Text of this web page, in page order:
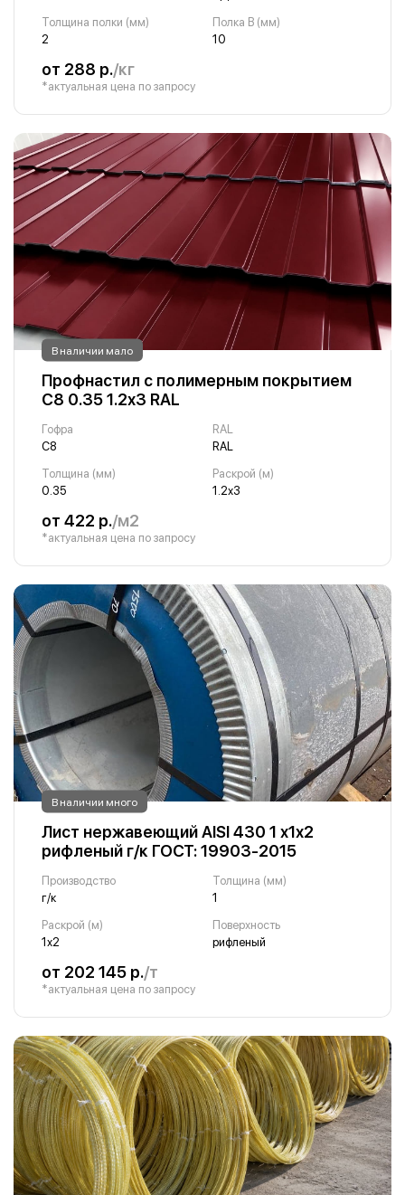
Толщина полки (мм)
2
Полка B (мм)
10
от 288 р./кг
*актуальная цена по запросу
В наличии мало
Профнастил с полимерным покрытием
С8 0.35 1.2х3 RAL
Гофра
С8
RAL
RAL
Толщина (мм)
0.35
Раскрой (м)
1.2х3
от 422 р./м2
*актуальная цена по запросу
В наличии много
Лист нержавеющий AISI 430 1 х1х2
рифленый г/к ГОСТ: 19903-2015
Производство
г/к
Толщина (мм)
1
Раскрой (м)
1х2
Поверхность
рифленый
от 202 145 р./т
*актуальная цена по запросу